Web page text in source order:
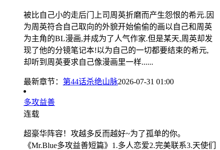
被比自己小的走后门上司周英折磨而产生怨恨的希元.因
为周英符合自己取向的外貌开始偷偷的画以自己和周英
为主角的BL漫画,并成为了人气作家.但是某天,周英却发
现了他的分镜笔记本!以为自己的一切都要结束的希元,
却听到周英要求自己像漫画里一样......
最新章节： 第44话杀绝山脉2026-07-31 01:00
多攻益善
连载
超豪华阵容！攻越多反而越好~为了孤单的你。
《Mr.Blue多攻益善短篇》1.多人恋爱2.完美联系3.天使们